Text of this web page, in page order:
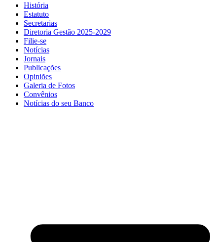
História
Estatuto
Secretarias
Diretoria Gestão 2025-2029
Filie-se
Notícias
Jornais
Publicações
Opiniões
Galeria de Fotos
Convênios
Notícias do seu Banco